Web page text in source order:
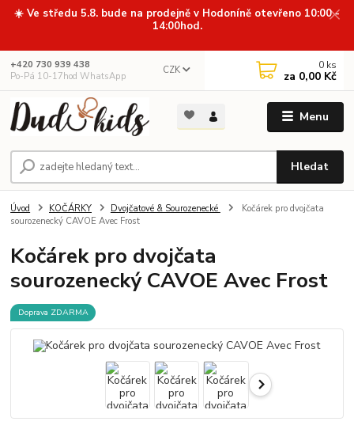
☀️ Ve středu 5.8. bude na prodejně v Hodoníně otevřeno 10:00 -
14:00hod.
Menu
CZK
Hledat
+420 730 939 438
Po-Pá 10-17hod WhatsApp
0 ks
za 0,00 Kč
Úvod KOČÁRKY Dvojčatové & Sourozenecké
Kočárek pro dvojčata
sourozenecký CAVOE Avec Frost
Kočárek pro dvojčata
sourozenecký CAVOE Avec Frost
Doprava ZDARMA